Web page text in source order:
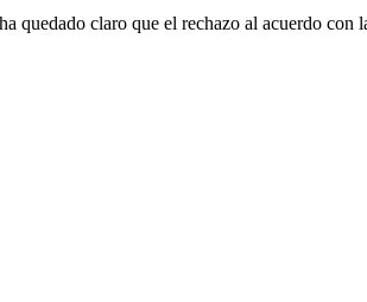
quedado claro que el rechazo al acuerdo